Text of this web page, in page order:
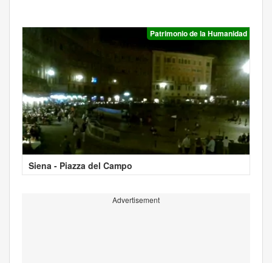
Patrimonio de la Humanidad
Siena - Piazza del Campo
Advertisement